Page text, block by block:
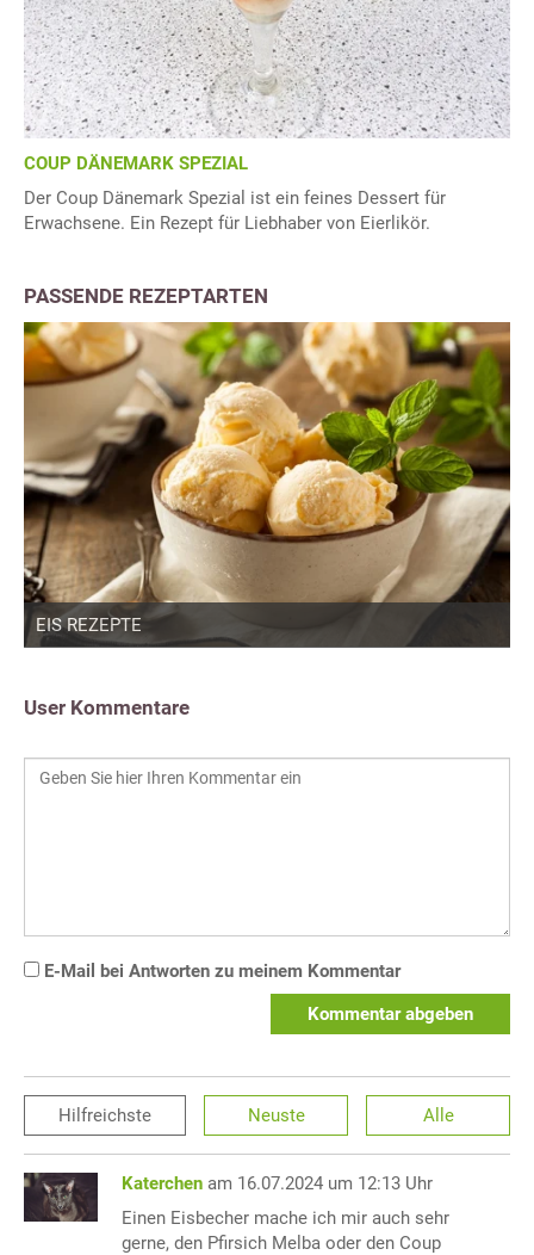
COUP DÄNEMARK SPEZIAL
Der Coup Dänemark Spezial ist ein feines Dessert für
Erwachsene. Ein Rezept für Liebhaber von Eierlikör.
PASSENDE REZEPTARTEN
EIS REZEPTE
User Kommentare
E-Mail bei Antworten zu meinem Kommentar
Kommentar abgeben
Hilfreichste Neuste Alle
Katerchen am 16.07.2024 um 12:13 Uhr
Einen Eisbecher mache ich mir auch sehr
gerne, den Pfirsich Melba oder den Coup